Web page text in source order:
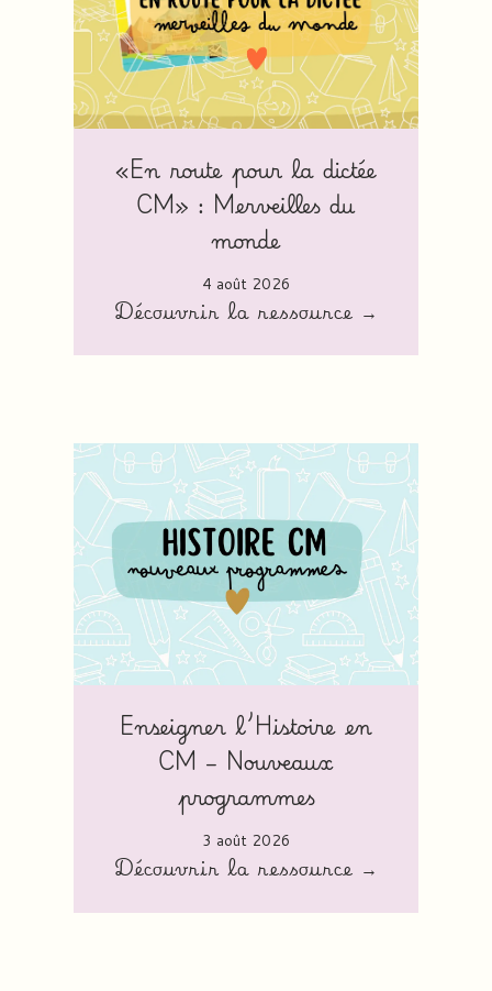
«En route pour la dictée
CM» : Merveilles du
monde
4 août 2026
Découvrir la ressource →
Enseigner l’Histoire en
CM – Nouveaux
programmes
3 août 2026
Découvrir la ressource →